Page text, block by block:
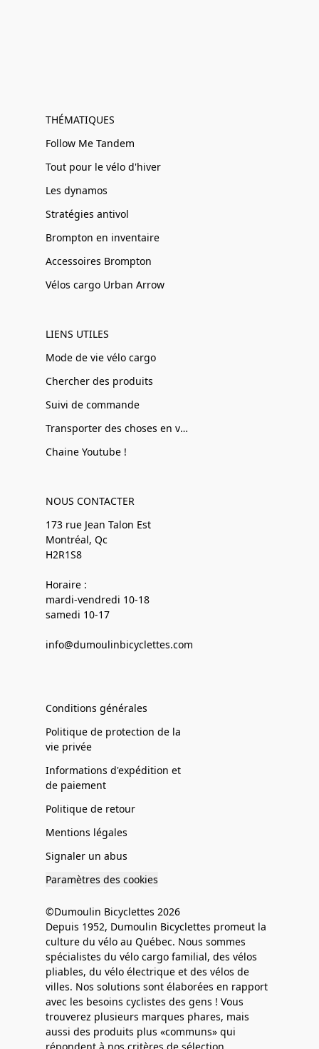
THÉMATIQUES
Follow Me Tandem
Tout pour le vélo d'hiver
Les dynamos
Stratégies antivol
Brompton en inventaire
Accessoires Brompton
Vélos cargo Urban Arrow
LIENS UTILES
Mode de vie vélo cargo
Chercher des produits
Suivi de commande
Transporter des choses en vélo
Chaine Youtube !
NOUS CONTACTER
173 rue Jean Talon Est
Montréal, Qc
H2R1S8
Horaire :
mardi-vendredi 10-18
samedi 10-17
info@dumoulinbicyclettes.com
Conditions générales
Politique de protection de la
vie privée
Informations d'expédition et
de paiement
Politique de retour
Mentions légales
Signaler un abus
Paramètres des cookies
©Dumoulin Bicyclettes 2026
Depuis 1952, Dumoulin Bicyclettes promeut la
culture du vélo au Québec. Nous sommes
spécialistes du vélo cargo familial, des vélos
pliables, du vélo électrique et des vélos de
villes. Nos solutions sont élaborées en rapport
avec les besoins cyclistes des gens ! Vous
trouverez plusieurs marques phares, mais
aussi des produits plus «communs» qui